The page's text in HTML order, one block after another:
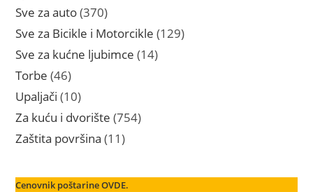
Sve za auto 370370
proizvoda
Sve za Bicikle i Motorcikle 129129
Sve za kućne ljubimce 1414
Torbe 4646
proizvoda
Upaljači 1010
proizvoda
Za kuću i dvorište 754754
Zaštita površina 1111
Cenovnik poštarine OVDE.